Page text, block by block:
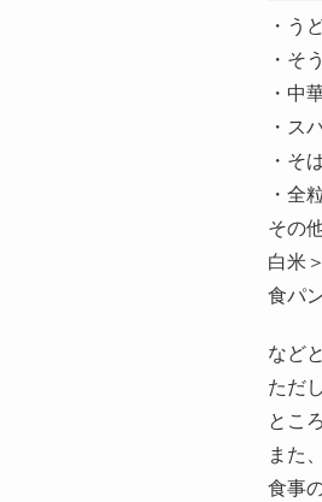
・う
・そ
・中
・ス
・そ
・全
その
白米
食パ
など
ただ
とこ
また
食事